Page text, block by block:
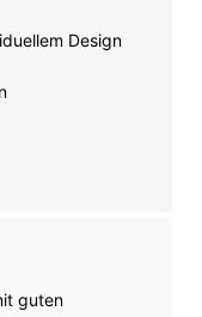
Design
guten